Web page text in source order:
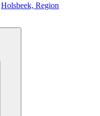
Holsbeek, Region